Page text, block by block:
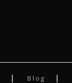
Blog